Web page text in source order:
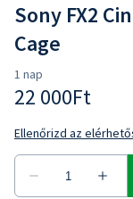
Sony FX2
Cage